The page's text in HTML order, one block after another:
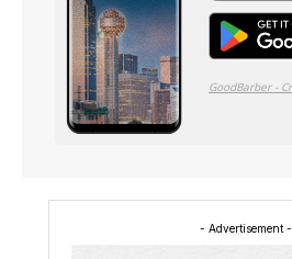
- Advertisement -